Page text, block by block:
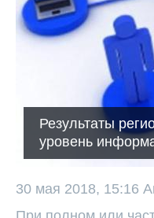
Результаты
уровень
30 мая 2018, 15:16